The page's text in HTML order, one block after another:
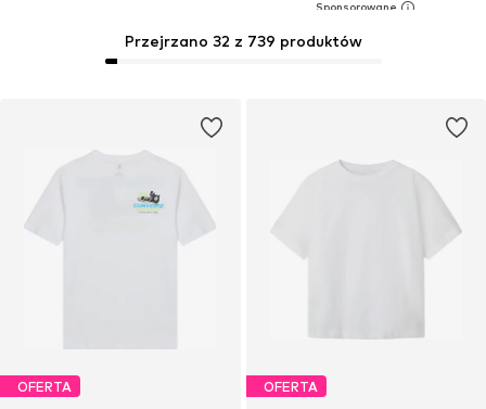
OFERTA
Przejrzano 32 z 739 produktów
OFERTA